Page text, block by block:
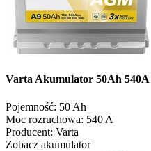
Varta Akumulator 50Ah
Pojemność: 50 Ah
Moc rozruchowa: 540 A
Producent: Varta
Zobacz akumulator